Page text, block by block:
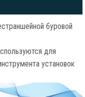
буровой
для
установок